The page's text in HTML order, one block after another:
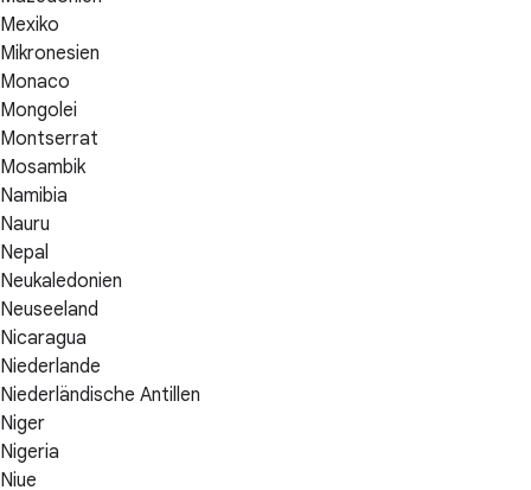
Mexiko
Mikronesien
Monaco
Mongolei
Montserrat
Mosambik
Namibia
Nauru
Nepal
Neukaledonien
Neuseeland
Nicaragua
Niederlande
Niederländische Antillen
Niger
Nigeria
Niue